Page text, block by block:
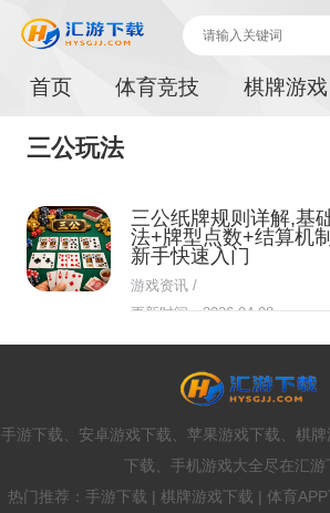
首页 体育竞技 棋牌游戏
三公玩法
三公纸牌规则详解,基
法+牌型点数+结算机
新手快速入门
游戏资讯 /
更新时间：2026-04-08
手游下载、安卓游戏下载、苹果游戏下载、棋
下载、手机游戏大全尽在汇游
热门推荐：手游下载 | 棋牌游戏下载 | 体育